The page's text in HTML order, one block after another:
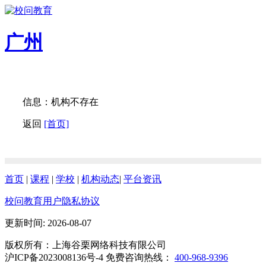
广州
信息：机构不存在
返回 [首页]
首页 | 课程 | 学校 | 机构动态| 平台资讯
校问教育用户隐私协议
更新时间: 2026-08-07
版权所有：上海谷栗网络科技有限公司
沪ICP备2023008136号-4 免费咨询热线： 400-968-9396